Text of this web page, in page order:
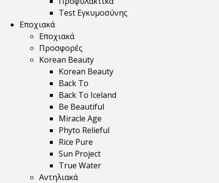
Test Εγκυμοσύνης
Εποχιακά
Εποχιακά
Προσφορές
Korean Beauty
Korean Beauty
Back To
Back To Iceland
Be Beautiful
Miracle Age
Phyto Relieful
Rice Pure
Sun Project
True Water
Αντηλιακά